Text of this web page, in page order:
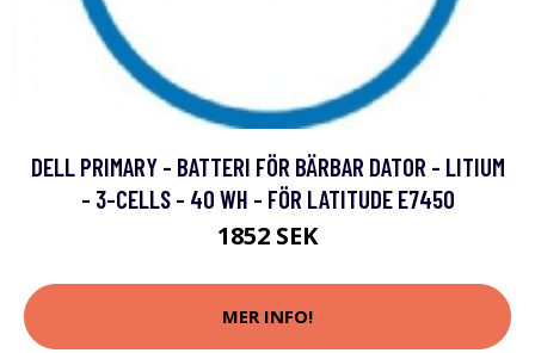
DELL PRIMARY - BATTERI FÖR BÄRBAR DATOR - LITIUM
- 3-CELLS - 40 WH - FÖR LATITUDE E7450
1852 SEK
MER INFO!